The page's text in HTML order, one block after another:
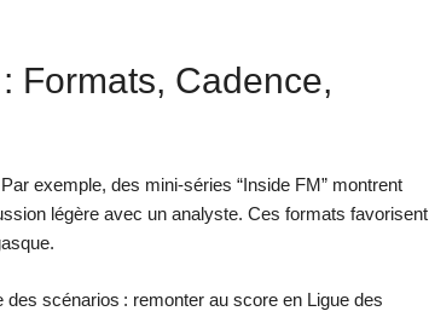
Formats, Cadence,
exemple, des mini-séries “Inside FM” montrent
légère avec un analyste. Ces formats favorisent
scénarios : remonter au score en Ligue des